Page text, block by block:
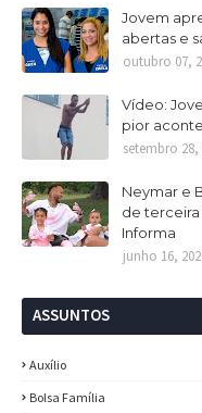
Jovem
abertas e
outubro 07,
Vídeo:
pior
setembro 28,
Neymar e
de terceira
Informa
junho 16,
ASSUNTOS
Auxílio
Bolsa Família